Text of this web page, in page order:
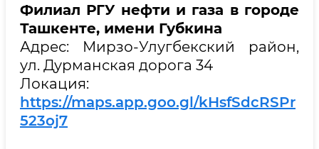
Филиал РГУ нефти и газа в городе
Ташкенте, имени Губкина
Адрес: Мирзо-Улугбекский район,
ул. Дурманская дорога 34
Локация:
https://maps.app.goo.gl/kHsfSdcRSPr
523oj7